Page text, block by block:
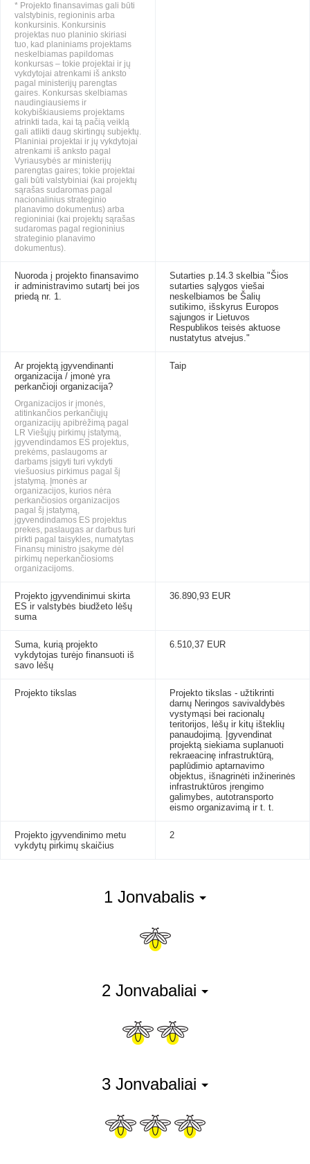
* Projekto finansavimas gali būti
valstybinis, regioninis arba
konkursinis. Konkursinis
projektas nuo planinio skiriasi
tuo, kad planiniams projektams
neskelbiamas papildomas
konkursas – tokie projektai ir jų
vykdytojai atrenkami iš anksto
pagal ministerijų parengtas
gaires. Konkursas skelbiamas
naudingiausiems ir
kokybiškiausiems projektams
atrinkti tada, kai tą pačią veiklą
gali atlikti daug skirtingų subjektų.
Planiniai projektai ir jų vykdytojai
atrenkami iš anksto pagal
Vyriausybės ar ministerijų
parengtas gaires; tokie projektai
gali būti valstybiniai (kai projektų
sąrašas sudaromas pagal
nacionalinius strateginio
planavimo dokumentus) arba
regioniniai (kai projektų sąrašas
sudaromas pagal regioninius
strateginio planavimo
dokumentus).
Nuoroda į projekto finansavimo
ir administravimo sutartį bei jos
priedą nr. 1.
Sutarties p.14.3 skelbia "Šios
sutarties sąlygos viešai
neskelbiamos be Šalių
sutikimo, išskyrus Europos
sąjungos ir Lietuvos
Respublikos teisės aktuose
nustatytus atvejus."
Ar projektą įgyvendinanti
organizacija / įmonė yra
perkančioji organizacija?
Organizacijos ir įmonės,
atitinkančios perkančiųjų
organizacijų apibrėžimą pagal
LR Viešųjų pirkimų įstatymą,
įgyvendindamos ES projektus,
prekėms, paslaugoms ar
darbams įsigyti turi vykdyti
viešuosius pirkimus pagal šį
įstatymą. Įmonės ar
organizacijos, kurios nėra
perkančiosios organizacijos
pagal šį įstatymą,
įgyvendindamos ES projektus
prekes, paslaugas ar darbus turi
pirkti pagal taisykles, numatytas
Finansų ministro įsakyme dėl
pirkimų neperkančiosioms
organizacijoms.
Taip
Projekto įgyvendinimui skirta
ES ir valstybės biudžeto lėšų
suma
36.890,93 EUR
Suma, kurią projekto
vykdytojas turėjo finansuoti iš
savo lėšų
6.510,37 EUR
Projekto tikslas
Projekto tikslas - užtikrinti
darnų Neringos savivaldybės
vystymąsi bei racionalų
teritorijos, lėšų ir kitų išteklių
panaudojimą. Įgyvendinat
projektą siekiama suplanuoti
rekraeacinę infrastruktūrą,
paplūdimio aptarnavimo
objektus, išnagrinėti inžinerinės
infrastruktūros įrengimo
galimybes, autotransporto
eismo organizavimą ir t. t.
Projekto įgyvendinimo metu
vykdytų pirkimų skaičius
2
1 Jonvabalis
2 Jonvabaliai
3 Jonvabaliai